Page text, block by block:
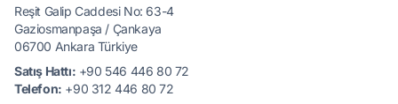
Reşit Galip Caddesi No: 63-4
Gaziosmanpaşa / Çankaya
06700 Ankara Türkiye
Satış Hattı: +90 546 446 80 72
Telefon: +90 312 446 80 72